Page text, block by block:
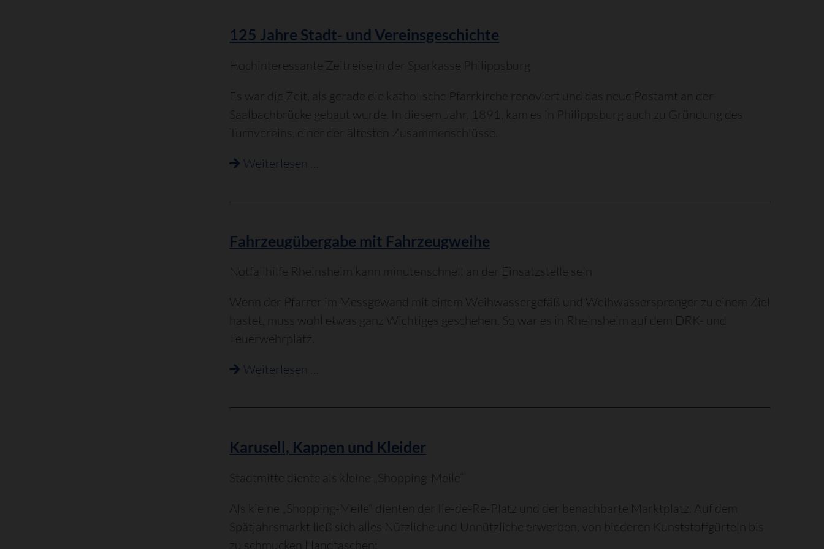
ausgebucht?
125 Jahre Stadt- und Vereinsgeschichte
Hochinteressante Zeitreise in der Sparkasse Philippsburg
Es war die Zeit, als gerade die katholische Pfarrkirche renoviert und das neue Postamt an der
Saalbachbrücke gebaut wurde. In diesem Jahr, 1891, kam es in Philippsburg auch zu Gründung des
Turnvereins, einer der ältesten Zusammenschlüsse.
Weiterlesen …
Stadt-
Vereinsgeschichte
Fahrzeugübergabe mit Fahrzeugweihe
Notfallhilfe Rheinsheim kann minutenschnell an der Einsatzstelle sein
Wenn der Pfarrer im Messgewand mit einem Weihwassergefäß und Weihwassersprenger zu einem Ziel
hastet, muss wohl etwas ganz Wichtiges geschehen. So war es in Rheinsheim auf dem DRK- und
Feuerwehrplatz.
Weiterlesen …
Fahrzeugweihe
Karusell, Kappen und Kleider
Stadtmitte diente als kleine „Shopping-Meile“
Als kleine „Shopping-Meile“ dienten der Ile-de-Re-Platz und der benachbarte Marktplatz. Auf dem
Spätjahrsmarkt ließ sich alles Nützliche und Unnützliche erwerben, von biederen Kunststoffgürteln bis
zu schmucken Handtaschen: